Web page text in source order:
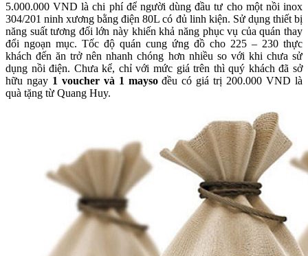
5.000.000 VND là chi phí để người dùng đầu tư cho một nồi inox
304/201 ninh xương bằng điện 80L có đủ linh kiện. Sử dụng thiết bị
năng suất tương đối lớn này khiến khả năng phục vụ của quán thay
đổi ngoạn mục. Tốc độ quán cung ứng đồ cho 225 – 230 thực
khách đến ăn trở nên nhanh chóng hơn nhiều so với khi chưa sử
dụng nồi điện. Chưa kể, chỉ với mức giá trên thì quý khách đã sở
hữu ngay 1 voucher và 1 maysođều có giá trị 200.000 VND là
quà tặng từ Quang Huy.